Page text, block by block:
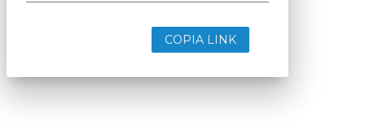
COPIA LINK